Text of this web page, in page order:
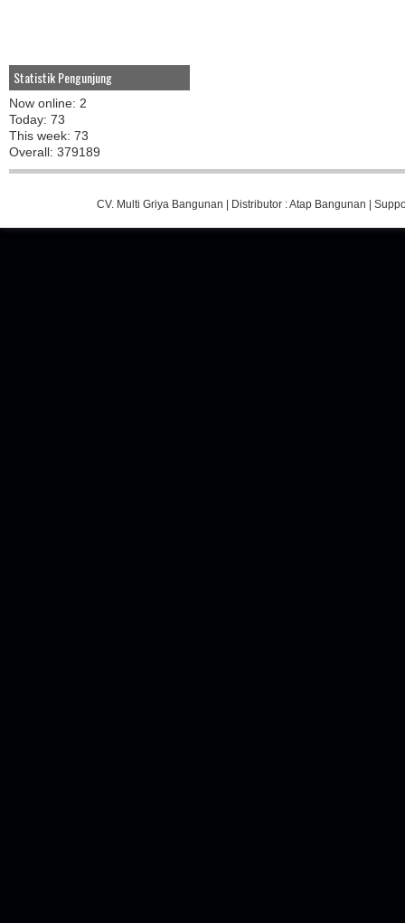
Statistik Pengunjung
Now online: 2
Today: 73
This week: 73
Overall: 379189
CV. Multi Griya Bangunan | Distributor :Atap Bangunan |